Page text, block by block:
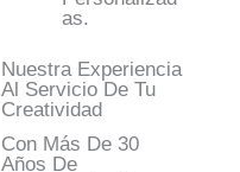
As.
Nuestra Experiencia
Al Servicio De Tu
Creatividad
Con Más De 30
Años De